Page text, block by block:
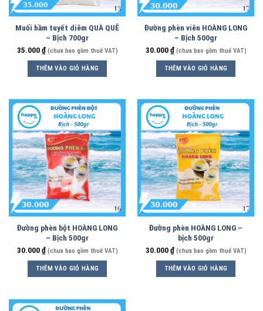
Muối hầm tuyết diêm QUÀ QUÊ
– Bịch 700gr
35.000₫ (chưa bao gồm thuế VAT)
THÊM VÀO GIỎ HÀNG
Đường phèn viên HOÀNG LONG
– Bịch 500gr
30.000₫ (chưa bao gồm thuế VAT)
THÊM VÀO GIỎ HÀNG
Đường phèn bột HOÀNG LONG
– Bịch 500gr
30.000₫ (chưa bao gồm thuế VAT)
THÊM VÀO GIỎ HÀNG
Đường phèn HOÀNG LONG –
bịch 500gr
30.000₫ (chưa bao gồm thuế VAT)
THÊM VÀO GIỎ HÀNG